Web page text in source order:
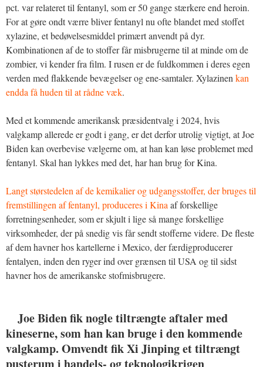
pct. var relateret til fentanyl, som er 50 gange stærkere end heroin.
For at gøre ondt værre bliver fentanyl nu ofte blandet med stoffet
xylazine, et bedøvelsesmiddel primært anvendt på dyr.
Kombinationen af de to stoffer får misbrugerne til at minde om de
zombier, vi kender fra film. I rusen er de fuldkommen i deres egen
verden med flakkende bevægelser og ene-samtaler. Xylazinen kan
endda få huden til at rådne væk.
Med et kommende amerikansk præsidentvalg i 2024, hvis
valgkamp allerede er godt i gang, er det derfor utrolig vigtigt, at Joe
Biden kan overbevise vælgerne om, at han kan løse problemet med
fentanyl. Skal han lykkes med det, har han brug for Kina.
Langt størstedelen af de kemikalier og udgangsstoffer, der bruges til
fremstillingen af fentanyl, produceres i Kina af forskellige
forretningsenheder, som er skjult i lige så mange forskellige
virksomheder, der på snedig vis får sendt stofferne videre. De fleste
af dem havner hos kartellerne i Mexico, der færdigproducerer
fentalyen, inden den ryger ind over grænsen til USA og til sidst
havner hos de amerikanske stofmisbrugere.
Joe Biden fik nogle tiltrængte aftaler med
kineserne, som han kan bruge i den kommende
valgkamp. Omvendt fik Xi Jinping et tiltrængt